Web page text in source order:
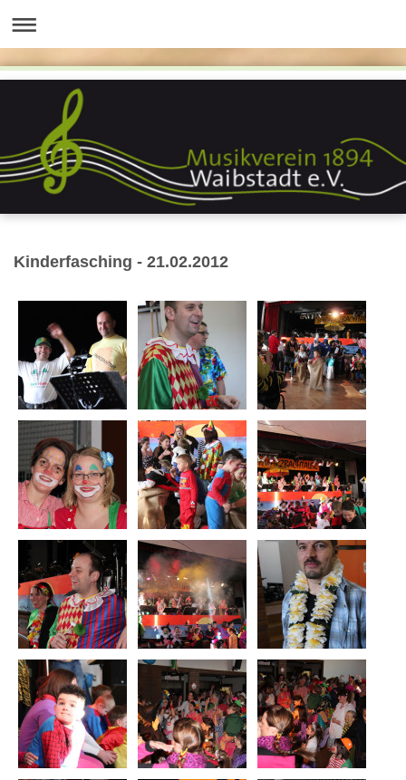
Kinderfasching - 21.02.2012